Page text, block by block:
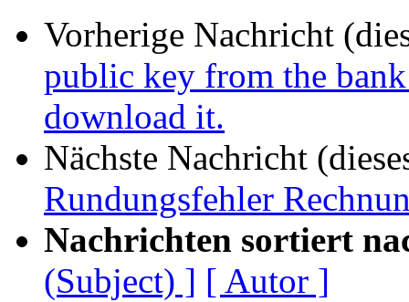
Vorherige Nachricht
public key from the
download it.
Nächste Nachricht
Rundungsfehler
Nachrichten sortiert
(Subject) ] [ Autor ]